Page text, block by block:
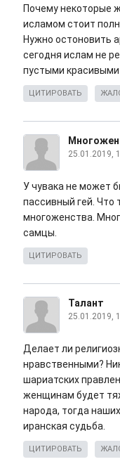
Почему некоторые
исламом стоит
Нужно остоновить
сегодня ислам не
пустыми красивыми
ЦИТИРОВАТЬ
25.01.2019,
У чувака не может
пассивный гей. Что
многоженства.
самцы.
ЦИТИРОВАТЬ
Талант
25.01.2019,
Делает ли
нравственными?
шариатских
женщинам будет
народа, тогда
иранская судьба.
ЦИТИРОВАТЬ